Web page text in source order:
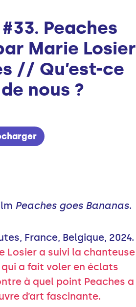
Peaches
Marie Losier
// Qu’est-ce
nous ?
Peaches goes Bananas.
France, Belgique, 2024.
Losier a suivi la chanteuse
a fait voler en éclats
à quel point Peaches a
d’art fascinante.